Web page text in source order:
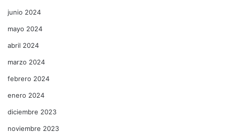
junio 2024
mayo 2024
abril 2024
marzo 2024
febrero 2024
enero 2024
diciembre 2023
noviembre 2023